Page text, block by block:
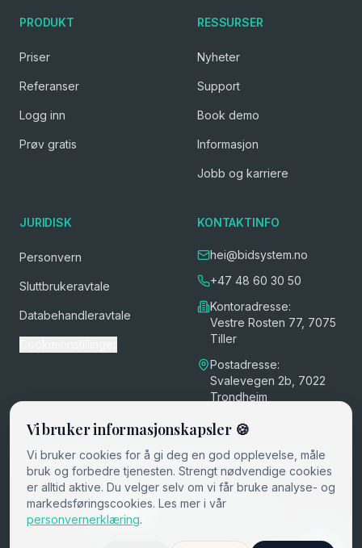
PRODUKT
Priser
Referanser
Logg inn
Prøv gratis
RESSURSER
Nyheter
Support
Book demo
Informasjon
Jobb og karriere
JURIDISK
Personvern
Sluttbrukeravtale
Databehandleravtale
KONTAKTINFO
hei@bidsystem.no
+47 48 60 30 50
Kontoradresse:
Vestre Rosten 77, 7075
Tiller
Postadresse:
Svalevegen 2b, 7022
Trondheim
Vi bruker informasjonskapsler 🍪
Vi bruker cookies for å gi deg en god opplevelse, måle
bruk og forbedre tjenesten. Strengt nødvendige cookies
er alltid aktive. Du velger selv om vi får bruke analyse- og
markedsføringscookies. Les mer i vår
personvernerklæring.